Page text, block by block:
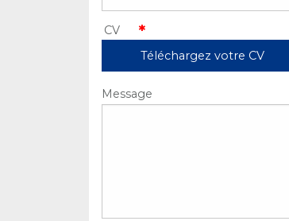
Téléchargez votre CV
Message